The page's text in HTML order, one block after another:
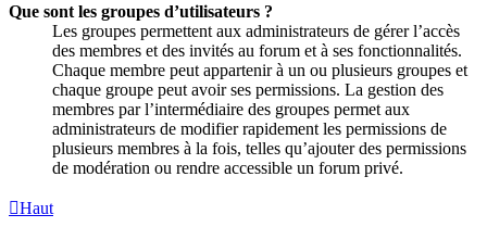
Que sont les groupes d’utilisateurs ?
Les groupes permettent aux administrateurs de gérer l’accès
des membres et des invités au forum et à ses fonctionnalités.
Chaque membre peut appartenir à un ou plusieurs groupes et
chaque groupe peut avoir ses permissions. La gestion des
membres par l’intermédiaire des groupes permet aux
administrateurs de modifier rapidement les permissions de
plusieurs membres à la fois, telles qu’ajouter des permissions
de modération ou rendre accessible un forum privé.
Haut